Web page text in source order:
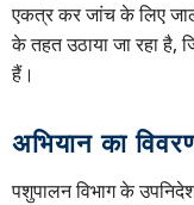
एकत्र कर जांच के लिए
के तहत उठाया जा रहा है,
हैं।
अभियान का
पशुपालन विभाग के